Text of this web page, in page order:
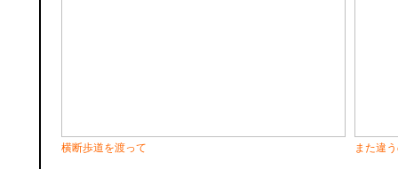
横断歩道を渡って また違